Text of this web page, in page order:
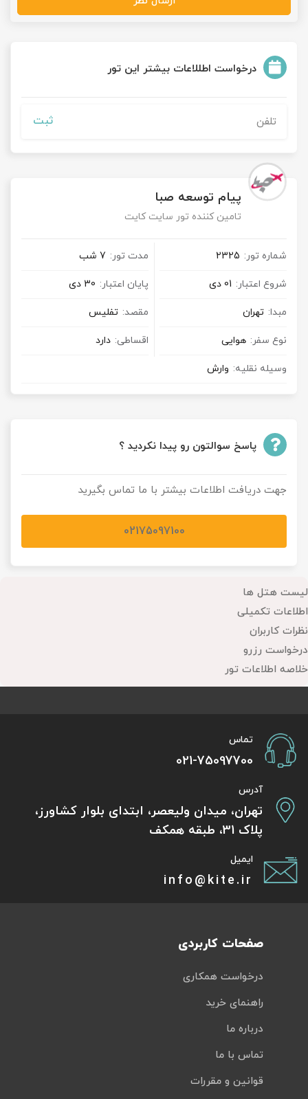
لیست هتل ها
اطلاعات تکمیلی
نظرات کاربران
درخواست رزرو
خلاصه اطلاعات تور
درخواست اطللاعات بیشتر این تور
ثبت
پیام توسعه صبا
تامین کننده تور سایت کایت
شماره تور: 2325 مدت تور: 7 شب
شروع اعتبار: 01 دی پایان اعتبار: 30 دی
مبدا: تهران مقصد: تفلیس
نوع سفر: هوایی اقساطی: دارد
وسیله نقلیه: وارش
پاسخ سوالتون رو پیدا نکردید ؟
جهت دریافت اطلاعات بیشتر با ما تماس بگیرید
02175097100
تماس
021-75097700
آدرس
تهران، میدان ولیعصر، ابتدای بلوار کشاورز،
پلاک 31، طبقه همکف
ایمیل
info@kite.ir
صفحات کاربردی
درخواست همکاری
راهنمای خرید
درباره ما
تماس با ما
قوانین و مقررات